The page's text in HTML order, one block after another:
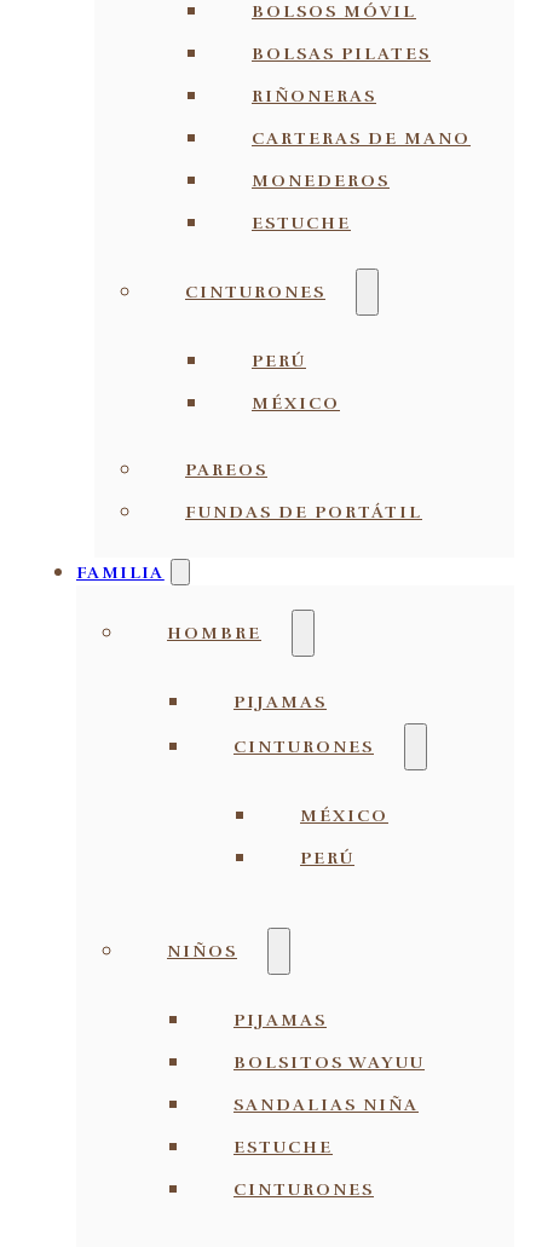
BOLSOS MÓVIL
BOLSAS PILATES
RIÑONERAS
CARTERAS DE MANO
MONEDEROS
ESTUCHE
CINTURONES
PERÚ
MÉXICO
PAREOS
FUNDAS DE PORTÁTIL
FAMILIA
HOMBRE
PIJAMAS
CINTURONES
MÉXICO
PERÚ
NIÑOS
PIJAMAS
BOLSITOS WAYUU
SANDALIAS NIÑA
ESTUCHE
CINTURONES